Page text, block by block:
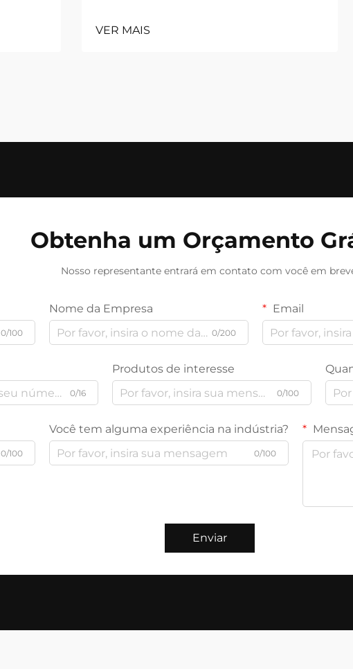
VER MAIS
Obtenha um Orçamento
Nosso representante entrará em contato com você em
0/100
Nome da Empresa
0/200
Email
0/16
Produtos de interesse
0/100
0/100
Você tem alguma experiência na indústria?
0/100
Enviar